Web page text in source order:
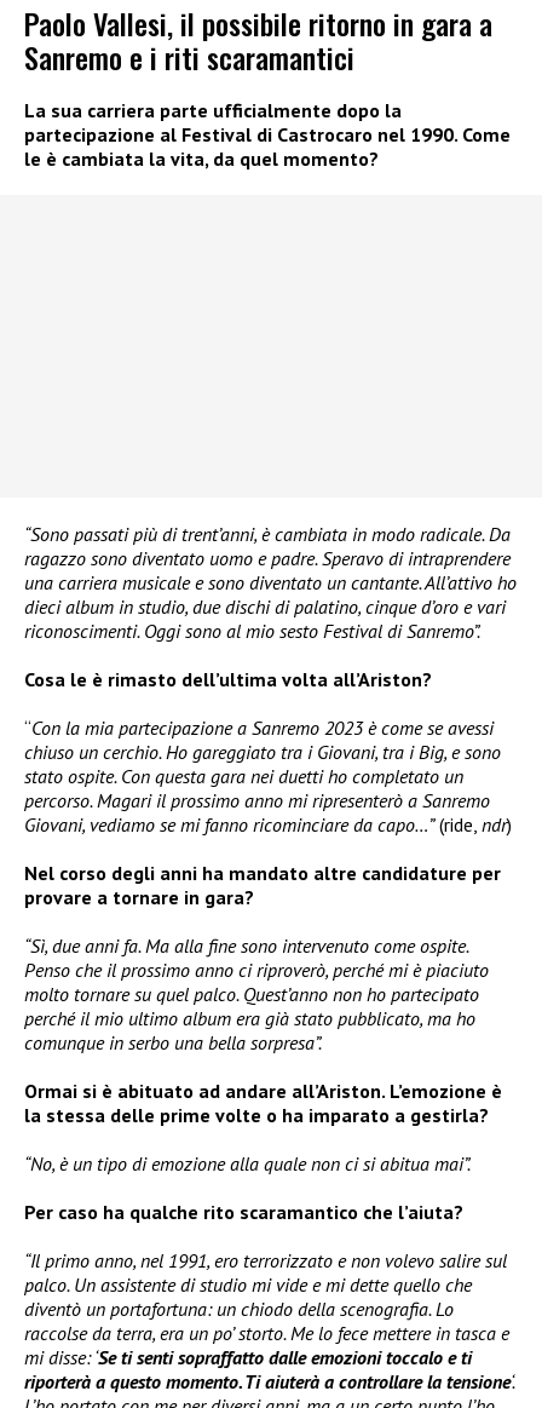
Paolo Vallesi, il possibile ritorno in gara a
Sanremo e i riti scaramantici
La sua carriera parte ufficialmente dopo la
partecipazione al Festival di Castrocaro nel 1990. Come
le è cambiata la vita, da quel momento?
“Sono passati più di trent’anni, è cambiata in modo radicale. Da
ragazzo sono diventato uomo e padre. Speravo di intraprendere
una carriera musicale e sono diventato un cantante. All’attivo ho
dieci album in studio, due dischi di palatino, cinque d’oro e vari
riconoscimenti. Oggi sono al mio sesto Festival di Sanremo”.
Cosa le è rimasto dell’ultima volta all’Ariston?
“Con la mia partecipazione a Sanremo 2023 è come se avessi
chiuso un cerchio. Ho gareggiato tra i Giovani, tra i Big, e sono
stato ospite. Con questa gara nei duetti ho completato un
percorso. Magari il prossimo anno mi ripresenterò a Sanremo
Giovani, vediamo se mi fanno ricominciare da capo…”(ride, ndr)
Nel corso degli anni ha mandato altre candidature per
provare a tornare in gara?
“Sì, due anni fa. Ma alla fine sono intervenuto come ospite.
Penso che il prossimo anno ci riproverò, perché mi è piaciuto
molto tornare su quel palco. Quest’anno non ho partecipato
perché il mio ultimo album era già stato pubblicato, ma ho
comunque in serbo una bella sorpresa”.
Ormai si è abituato ad andare all’Ariston. L’emozione è
la stessa delle prime volte o ha imparato a gestirla?
“No, è un tipo di emozione alla quale non ci si abitua mai”.
Per caso ha qualche rito scaramantico che l’aiuta?
“Il primo anno, nel 1991, ero terrorizzato e non volevo salire sul
palco. Un assistente di studio mi vide e mi dette quello che
diventò un portafortuna: un chiodo della scenografia. Lo
raccolse da terra, era un po’ storto. Me lo fece mettere in tasca e
mi disse: ‘Se ti senti sopraffatto dalle emozioni toccalo e ti
riporterà a questo momento. Ti aiuterà a controllare la tensione‘.